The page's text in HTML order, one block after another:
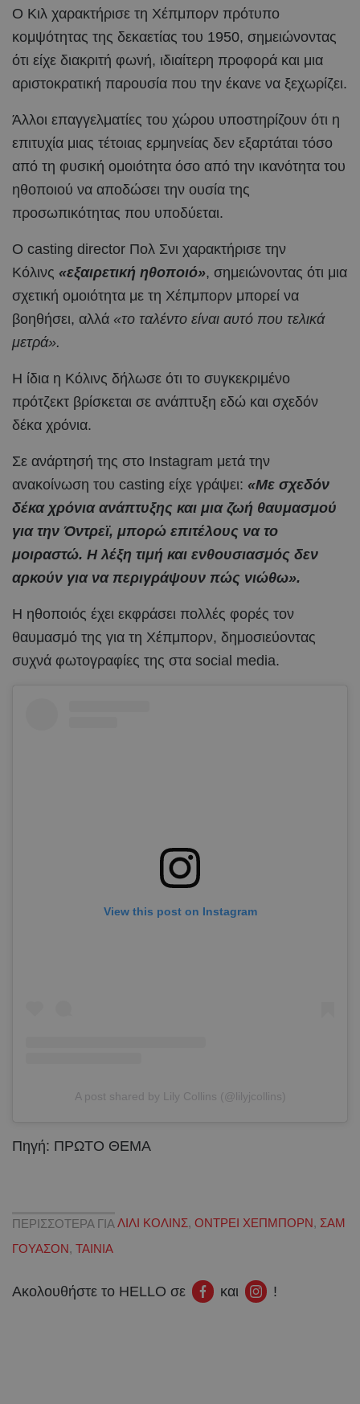
Ο Κιλ χαρακτήρισε τη Χέπμπορν πρότυπο
κομψότητας της δεκαετίας του 1950, σημειώνοντας
ότι είχε διακριτή φωνή, ιδιαίτερη προφορά και μια
αριστοκρατική παρουσία που την έκανε να ξεχωρίζει.
Άλλοι επαγγελματίες του χώρου υποστηρίζουν ότι η
επιτυχία μιας τέτοιας ερμηνείας δεν εξαρτάται τόσο
από τη φυσική ομοιότητα όσο από την ικανότητα του
ηθοποιού να αποδώσει την ουσία της
προσωπικότητας που υποδύεται.
Ο casting director Πολ Σνι χαρακτήρισε την
Κόλινς «εξαιρετική ηθοποιό», σημειώνοντας ότι μια
σχετική ομοιότητα με τη Χέπμπορν μπορεί να
βοηθήσει, αλλά «το ταλέντο είναι αυτό που τελικά
μετρά».
Η ίδια η Κόλινς δήλωσε ότι το συγκεκριμένο
πρότζεκτ βρίσκεται σε ανάπτυξη εδώ και σχεδόν
δέκα χρόνια.
Σε ανάρτησή της στο Instagram μετά την
ανακοίνωση του casting είχε γράψει: «Με σχεδόν
δέκα χρόνια ανάπτυξης και μια ζωή θαυμασμού
για την Όντρεϊ, μπορώ επιτέλους να το
μοιραστώ. Η λέξη τιμή και ενθουσιασμός δεν
αρκούν για να περιγράψουν πώς νιώθω».
Η ηθοποιός έχει εκφράσει πολλές φορές τον
θαυμασμό της για τη Χέπμπορν, δημοσιεύοντας
συχνά φωτογραφίες της στα social media.
View this post on Instagram
A post shared by Lily Collins (@lilyjcollins)
Πηγή: ΠΡΩΤΟ ΘΕΜΑ
ΠΕΡΙΣΣΟΤΕΡΑ ΓΙΑ ΛΙΛΙ ΚΟΛΙΝΣ, ΟΝΤΡΕΙ ΧΕΠΜΠΟΡΝ, ΣΑΜ
ΓΟΥΑΣΟΝ, ΤΑΙΝΙΑ
Ακολουθήστε το HELLO σε και !